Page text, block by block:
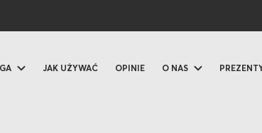
JAK UŻYWAĆ OPINIE O NAS